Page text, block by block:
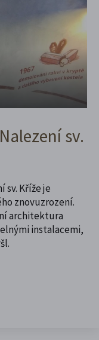
sv.
sv. Kříže je
znovuzrození.
architektura
instalacemi,